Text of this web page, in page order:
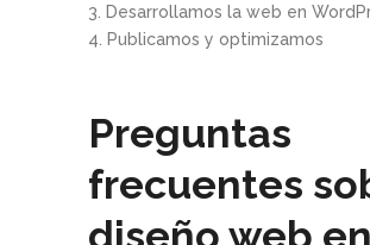
3. Desarrollamos la web en
4. Publicamos y optimizamos
Preguntas
frecuentes
diseño web en